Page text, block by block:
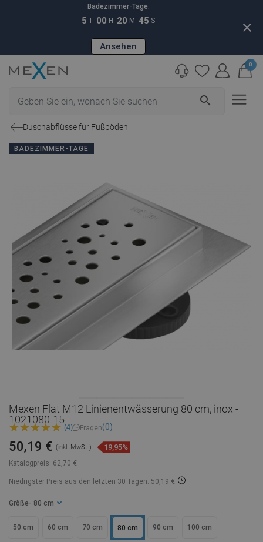
Badezimmer-Tage:
5 T 00 H 20 M 44 S
Ansehen
close
search
0
Duschabflüsse für Fußböden
BADEZIMMER-TAGE
Mexen Flat M12 Linienentwässerung 80 cm, inox -
1021080-15
(4) Fragen(0)
Katalogpreis: 62,70 €
50,19 € (inkl. MwSt.) 19,95%
Niedrigster Preis aus den letzten 30 Tagen: 50,19 €
Größe - 80 cm
50 cm 60 cm 70 cm 80 cm 90 cm 100 cm